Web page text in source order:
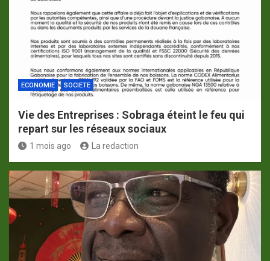
ECONOMIE SOCIETE
Vie des Entreprises : Sobraga éteint le feu qui
repart sur les réseaux sociaux
1 mois ago La redaction